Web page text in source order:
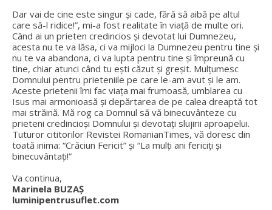
Dar vai de cine este singur și cade, fără să aibă pe altul
care să-l ridice!”, mi-a fost realitate în viață de multe ori.
Când ai un prieten credincios și devotat lui Dumnezeu,
acesta nu te va lăsa, ci va mijloci la Dumnezeu pentru tine și
nu te va abandona, ci va lupta pentru tine și împreună cu
tine, chiar atunci când tu ești căzut și greșit. Mulțumesc
Domnului pentru prieteniile pe care le-am avut și le am.
Aceste prietenii îmi fac viața mai frumoasă, umblarea cu
Isus mai armonioasă și depărtarea de pe calea dreaptă tot
mai străină. Mă rog ca Domnul să vă binecuvânteze cu
prieteni credincioși Domnului și devotați slujirii aproapelui.
Tuturor cititorilor Revistei RomanianTimes, vă doresc din
toată inima: “Crăciun Fericit” și “La mulți ani fericiți și
binecuvântați!”
Va continua,
Marinela BUZAȘ
luminipentrusuflet.com